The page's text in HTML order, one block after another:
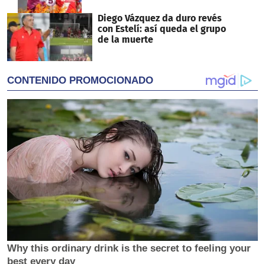
Diego Vázquez da duro revés
con Estelí: así queda el grupo
de la muerte